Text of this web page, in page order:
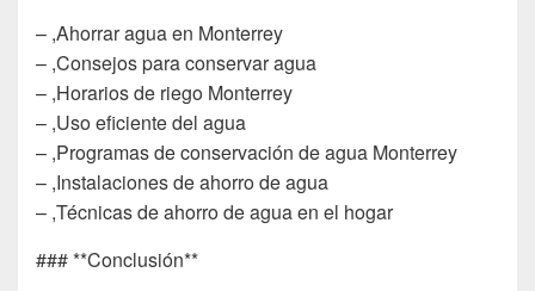
– ,Ahorrar agua en Monterrey
– ,Consejos para conservar agua
– ,Horarios de riego Monterrey
– ,Uso eficiente del agua
– ,Programas de conservación de agua Monterrey
– ,Instalaciones de ahorro de agua
– ,Técnicas de ahorro de agua en el hogar
### **Conclusión**